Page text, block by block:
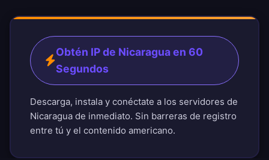
Obtén IP de Nicaragua en 60
Segundos
Descarga, instala y conéctate a los servidores de
Nicaragua de inmediato. Sin barreras de registro
entre tú y el contenido americano.